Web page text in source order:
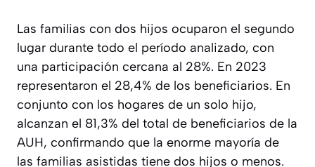
Las familias con dos hijos ocuparon el segundo
lugar durante todo el período analizado, con
una participación cercana al 28%. En 2023
representaron el 28,4% de los beneficiarios. En
conjunto con los hogares de un solo hijo,
alcanzan el 81,3% del total de beneficiarios de la
AUH, confirmando que la enorme mayoría de
las familias asistidas tiene dos hijos o menos.